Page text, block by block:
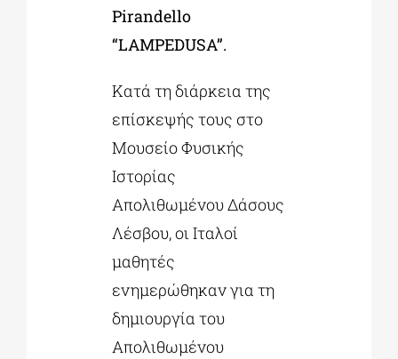
Pirandello
“LAMPEDUSA”.
Κατά τη διάρκεια της
επίσκεψής τους στο
Μουσείο Φυσικής
Ιστορίας
Απολιθωμένου Δάσους
Λέσβου, οι Ιταλοί
μαθητές
ενημερώθηκαν για τη
δημιουργία του
Απολιθωμένου